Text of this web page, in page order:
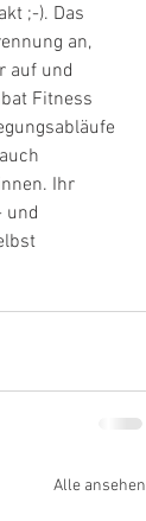
;-). Das
an,
auf und
Fitness
Ihr
und
Alle ansehen